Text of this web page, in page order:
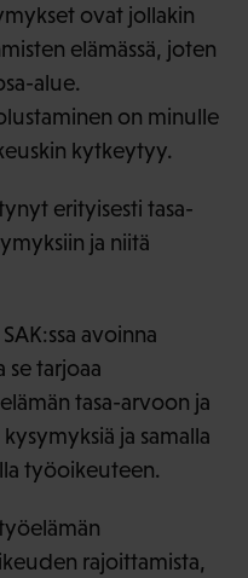
ovat jollakin
elämässä, joten
alue.
on minulle
kytkeytyy.
erityisesti tasa-
ja niitä
avoinna
se tarjoaa
tasa-arvoon ja
ja samalla
työoikeuteen.
rajoittamista,